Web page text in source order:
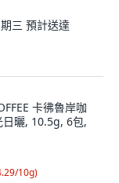
三 預計送達
卡彿魯岸咖
曬, 10.5g, 6包,
10g)